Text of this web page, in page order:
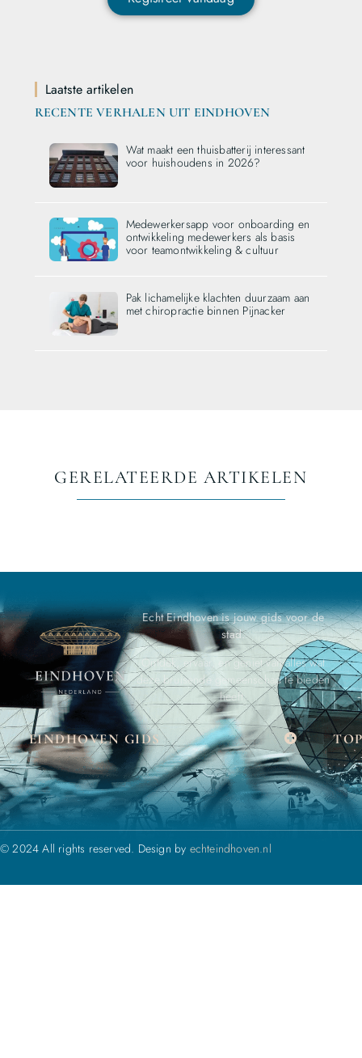
Laatste artikelen
RECENTE VERHALEN UIT EINDHOVEN
Wat maakt een thuisbatterij interessant
voor huishoudens in 2026?
Medewerkersapp voor onboarding en
ontwikkeling medewerkers als basis
voor teamontwikkeling & cultuur
Pak lichamelijke klachten duurzaam aan
met chiropractie binnen Pijnacker
GERELATEERDE ARTIKELEN
EINDHOVEN GIDS
Echt Eindhoven is jouw gids voor de
stad.
Ontdek, ervaar, en geniet van alles wat
deze bruisende gemeenschap te bieden
heeft.
© 2024 All rights reserved. Design by echteindhoven.nl